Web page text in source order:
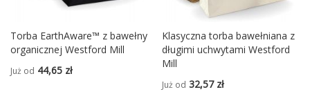
Torba EarthAware™ z bawełny
organicznej Westford Mill
Już od 44,65 zł
Klasyczna torba bawełniana z
długimi uchwytami Westford
Mill
Już od 32,57 zł